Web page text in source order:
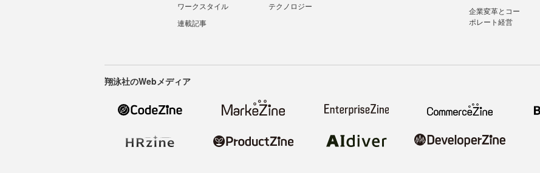
ワークスタイル
テクノロジー
連載記事
企業変革とコー
ポレート経営
翔泳社のWebメディア